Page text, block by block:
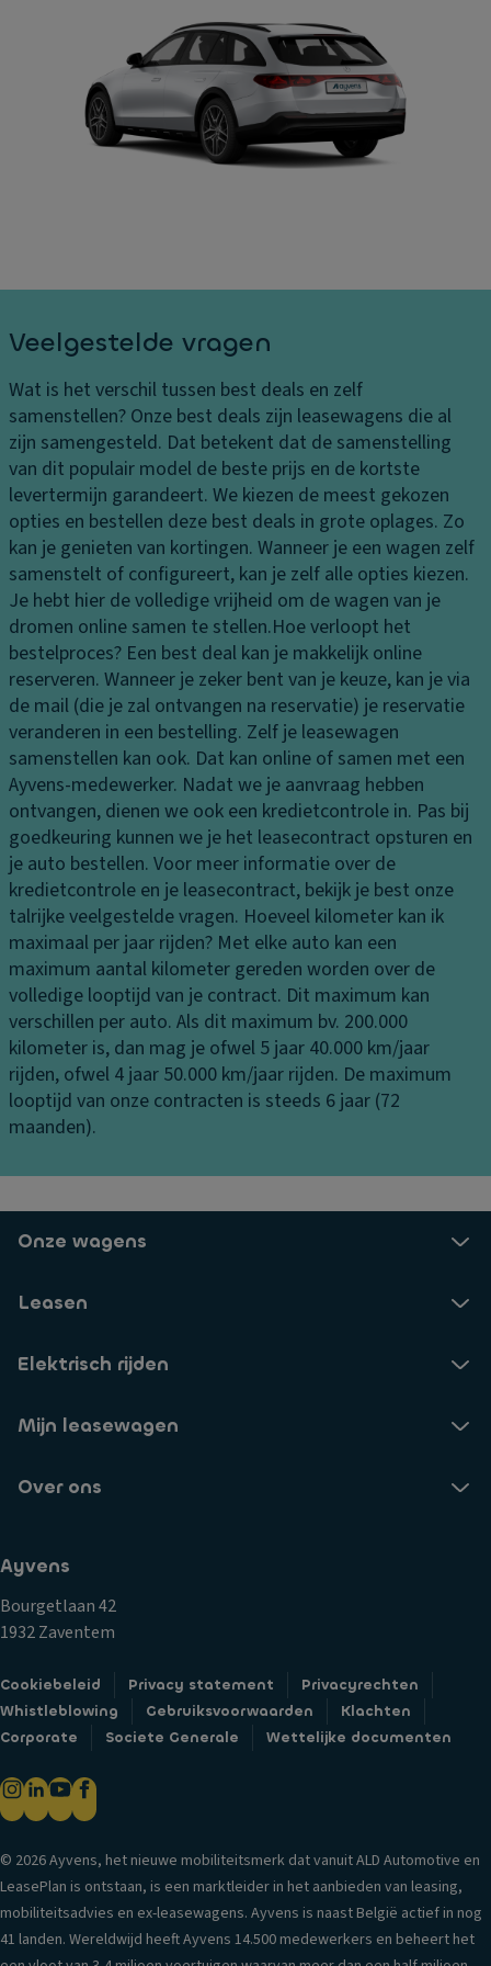
e
er
g
s
k
o
st
e
n
K
o
pl
a
m
p
e
n
K
o
pl
a
m
p
b
e
di
e
ni
n
g
o
c
h
n-
er
v
c
n
g
V
li
c
h
ti
n
g
a
a
n
bi
j
f
sl
ui
ti
n
g
G
e
h
e
u
g
e
ni
n
st
el
li
n
g
e
n
C
ru
is
e
c
o
n
tr
ol
ra
v
li
h
ti
g
a
u
p
s
e
g
el
ar
k
er
h
ul
p
n
e
n
In
t
er
ie
ur
af
m
e
ti
n
g
e
n
In
h
o
u
d
la
a
d
ru
i
m
t
e
A
a
rij
vi
g
e
r
o
s
e
tr
a
ie
c
o
tr
ol
T
ra
n
s
Veelgestelde vragen
Wat is het verschil tussen best deals en zelf
samenstellen? Onze best deals zijn leasewagens die al
zijn samengesteld. Dat betekent dat de samenstelling
van dit populair model de beste prijs en de kortste
levertermijn garandeert. We kiezen de meest gekozen
opties en bestellen deze best deals in grote oplages. Zo
kan je genieten van kortingen. Wanneer je een wagen zelf
samenstelt of configureert, kan je zelf alle opties kiezen.
Je hebt hier de volledige vrijheid om de wagen van je
dromen online samen te stellen.Hoe verloopt het
bestelproces? Een best deal kan je makkelijk online
reserveren. Wanneer je zeker bent van je keuze, kan je via
de mail (die je zal ontvangen na reservatie) je reservatie
veranderen in een bestelling. Zelf je leasewagen
samenstellen kan ook. Dat kan online of samen met een
Ayvens-medewerker. Nadat we je aanvraag hebben
ontvangen, dienen we ook een kredietcontrole in. Pas bij
goedkeuring kunnen we je het leasecontract opsturen en
je auto bestellen. Voor meer informatie over de
kredietcontrole en je leasecontract, bekijk je best onze
talrijke veelgestelde vragen. Hoeveel kilometer kan ik
maximaal per jaar rijden? Met elke auto kan een
maximum aantal kilometer gereden worden over de
volledige looptijd van je contract. Dit maximum kan
verschillen per auto. Als dit maximum bv. 200.000
kilometer is, dan mag je ofwel 5 jaar 40.000 km/jaar
rijden, ofwel 4 jaar 50.000 km/jaar rijden. De maximum
looptijd van onze contracten is steeds 6 jaar (72
maanden).
Onze wagens
Leasen
Elektrisch rijden
Mijn leasewagen
Over ons
Ayvens
Bourgetlaan 42
1932 Zaventem
Cookiebeleid Privacy statement
Privacyrechten
Whistleblowing
Gebruiksvoorwaarden
Klachten
Corporate
Societe Generale Wettelijke documenten
© 2026 Ayvens, het nieuwe mobiliteitsmerk dat vanuit ALD Automotive en
LeasePlan is ontstaan, is een marktleider in het aanbieden van leasing,
mobiliteitsadvies en ex-leasewagens. Ayvens is naast België actief in nog
41 landen. Wereldwijd heeft Ayvens 14.500 medewerkers en beheert het